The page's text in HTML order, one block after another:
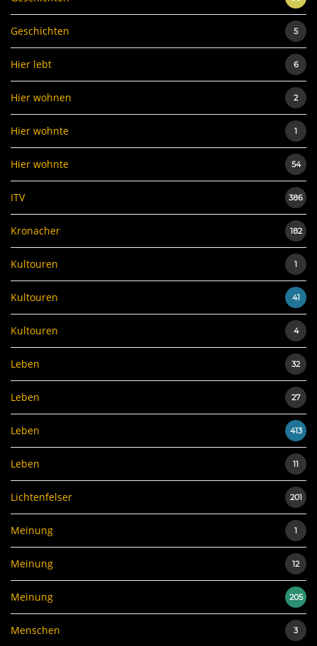
Geschichten 5
Hier lebt 6
Hier wohnen 2
Hier wohnte 1
Hier wohnte 54
ITV 386
Kronacher 182
Kultouren 1
Kultouren 41
Kultouren 4
Leben 32
Leben 27
Leben 413
Leben 11
Lichtenfelser 201
Meinung 1
Meinung 12
Meinung 205
Menschen 3